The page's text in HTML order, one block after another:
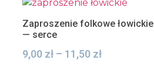
Zaproszenie folkowe łowickie
— serce
9,00 zł – 11,50 zł